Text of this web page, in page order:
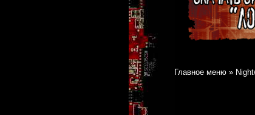
Главное меню »